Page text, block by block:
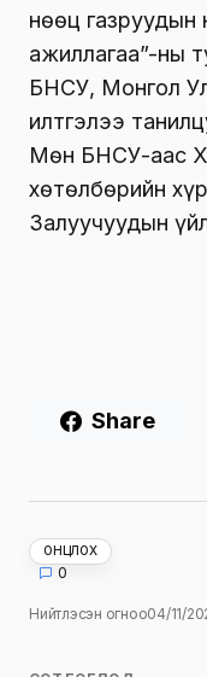
нөөц газруудын
ажиллагаа”-ны
БНСУ, Монгол
илтгэлээ
Мөн БНСУ-аас
хөтөлбөрийн
Залуучуудын
Share
ОНЦЛОХ
0
Нийтлэсэн огноо04/11/